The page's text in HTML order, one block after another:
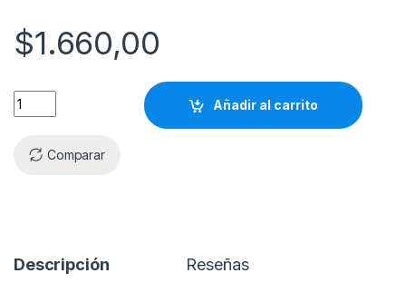
$1.660,00
Añadir al carrito
Comparar
Descripción Reseñas